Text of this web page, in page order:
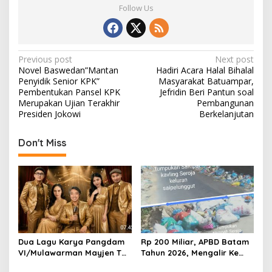
Follow Us
P
o
s
t
a
v
i
g
a
t
i
Previous post
Novel Baswedan”Mantan
Penyidik Senior KPK”
Pembentukan Pansel KPK
Merupakan Ujian Terakhir
Presiden Jokowi
Next post
Hadiri Acara Halal Bihalal
Masyarakat Batuampar,
Jefridin Beri Pantun soal
Pembangunan
Berkelanjutan
Don't Miss
Dua Lagu Karya Pangdam
VI/Mulawarman Mayjen TNI
Rp 200 Miliar, APBD Batam
Tahun 2026, Mengalir Ke